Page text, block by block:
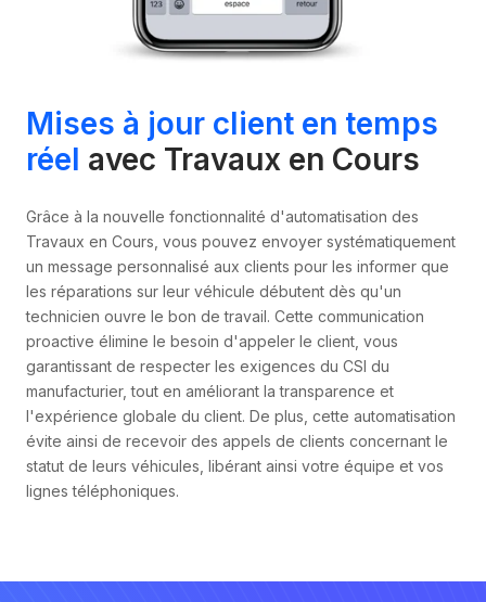
Mises à jour client en temps
réel avec Travaux en Cours
Grâce à la nouvelle fonctionnalité d'automatisation des
Travaux en Cours, vous pouvez envoyer systématiquement
un message personnalisé aux clients pour les informer que
les réparations sur leur véhicule débutent dès qu'un
technicien ouvre le bon de travail. Cette communication
proactive élimine le besoin d'appeler le client, vous
garantissant de respecter les exigences du CSI du
manufacturier, tout en améliorant la transparence et
l'expérience globale du client. De plus, cette automatisation
évite ainsi de recevoir des appels de clients concernant le
statut de leurs véhicules, libérant ainsi votre équipe et vos
lignes téléphoniques.